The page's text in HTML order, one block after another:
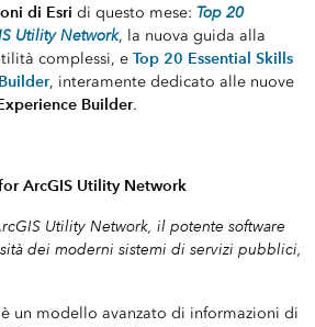
di Esri di questo mese: Top 20
Utility Network, la nuova guida alla
complessi, e Top 20 Essential Skills
, interamente dedicato alle nuove
Builder.
ArcGIS Utility Network
Utility Network, il potente software
dei moderni sistemi di servizi pubblici,
un modello avanzato di informazioni di